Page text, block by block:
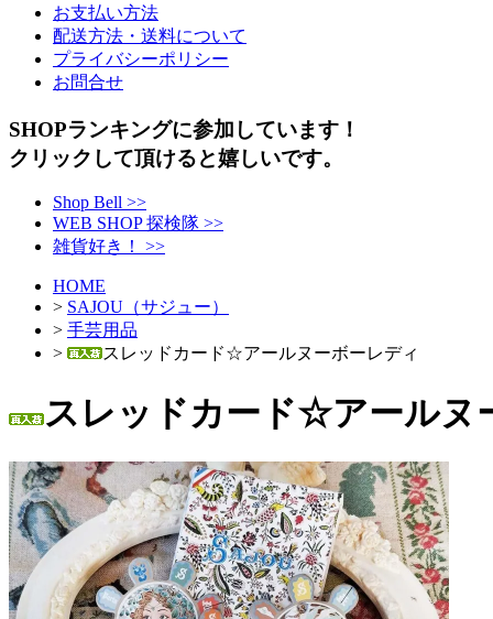
お支払い方法
配送方法・送料について
プライバシーポリシー
お問合せ
SHOPランキングに参加しています！
クリックして頂けると嬉しいです。
Shop Bell >>
WEB SHOP 探検隊 >>
雑貨好き！ >>
HOME
> SAJOU（サジュー）
> 手芸用品
>
スレッドカード☆アールヌーボーレディ
スレッドカード☆アールヌ